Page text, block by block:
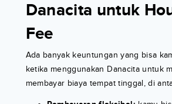
Danacita untuk
Fee
Ada banyak keuntungan yang bisa
ketika menggunakan Danacita untuk
membayar biaya tempat tinggal, di